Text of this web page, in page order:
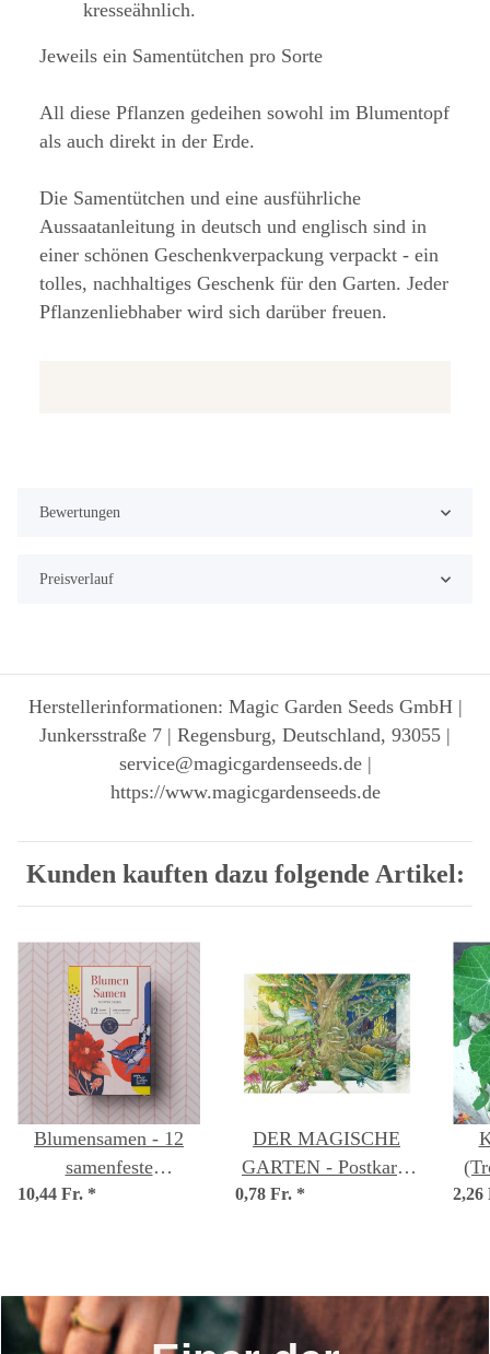
kresseähnlich.
Jeweils ein Samentütchen pro Sorte
All diese Pflanzen gedeihen sowohl im Blumentopf
als auch direkt in der Erde.
Die Samentütchen und eine ausführliche
Aussaatanleitung in deutsch und englisch sind in
einer schönen Geschenkverpackung verpackt - ein
tolles, nachhaltiges Geschenk für den Garten. Jeder
Pflanzenliebhaber wird sich darüber freuen.
Bewertungen
Preisverlauf
Herstellerinformationen: Magic Garden Seeds GmbH |
Junkersstraße 7 | Regensburg, Deutschland, 93055 |
service@magicgardenseeds.de |
https://www.magicgardenseeds.de
Kunden kauften dazu folgende Artikel:
Blumensamen - 12
samenfeste
Blumensorten - wild
10,44 Fr. *
DER MAGISCHE
GARTEN - Postkarte
DIN A6
0,78 Fr. *